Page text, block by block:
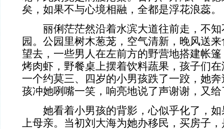
矣，如果不与心境相融，全都是浮花浪蕊。
丽俐茫茫然沿着水滨大道往前走，不知
园。公园里树木葱茏，空气清新，晚风送
望去，一些男人在左前方的野营地搭建帐
烤肉虾，野餐桌上摆着饮料蔬果，孩子们
一个约莫三、四岁的小男孩跌了一跤，她
孩冲她咧嘴一笑，响亮地说了声谢谢，又
她看着小男孩的背影，心似乎化了，如
上母亲。当初刘大海为她办移民，买房子